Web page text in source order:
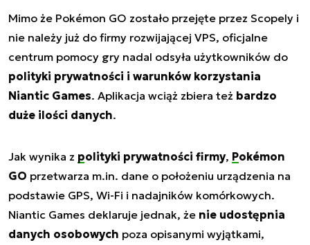
Mimo że Pokémon GO zostało przejęte przez Scopely i
nie należy już do firmy rozwijającej VPS, oficjalne
centrum pomocy gry nadal odsyła użytkowników do
polityki prywatności i warunków korzystania
Niantic Games. Aplikacja wciąż zbiera też bardzo
duże ilości danych.
Jak wynika z polityki prywatności firmy, Pokémon
GO przetwarza m.in. dane o położeniu urządzenia na
podstawie GPS, Wi-Fi i nadajników komórkowych.
Niantic Games deklaruje jednak, że nie udostępnia
danych osobowych poza opisanymi wyjątkami,